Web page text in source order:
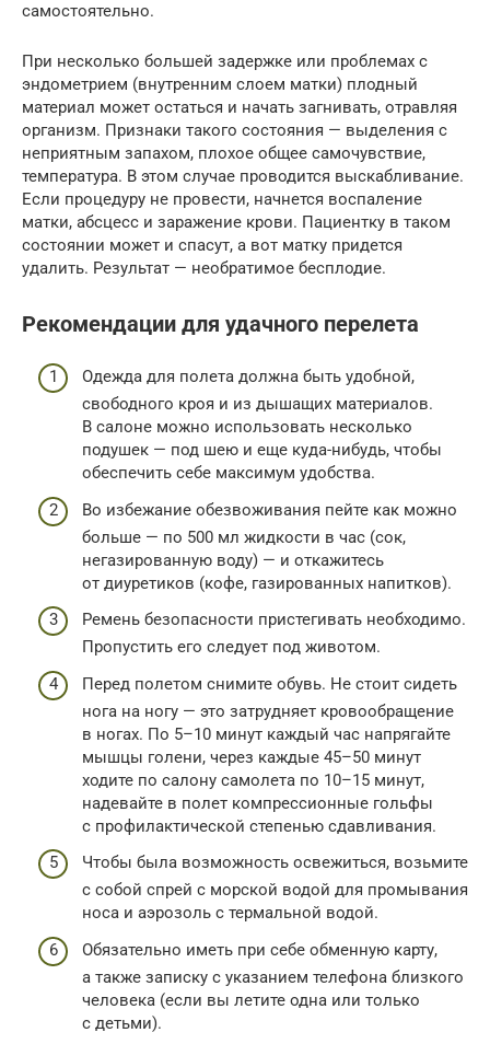
самостоятельно.
При несколько большей задержке или проблемах с
эндометрием (внутренним слоем матки) плодный
материал может остаться и начать загнивать, отравляя
организм. Признаки такого состояния — выделения с
неприятным запахом, плохое общее самочувствие,
температура. В этом случае проводится выскабливание.
Если процедуру не провести, начнется воспаление
матки, абсцесс и заражение крови. Пациентку в таком
состоянии может и спасут, а вот матку придется
удалить. Результат — необратимое бесплодие.
Рекомендации для удачного перелета
Одежда для полета должна быть удобной,
свободного кроя и из дышащих материалов.
В салоне можно использовать несколько
подушек — под шею и еще куда-нибудь, чтобы
обеспечить себе максимум удобства.
Во избежание обезвоживания пейте как можно
больше — по 500 мл жидкости в час (сок,
негазированную воду) — и откажитесь
от диуретиков (кофе, газированных напитков).
Ремень безопасности пристегивать необходимо.
Пропустить его следует под животом.
Перед полетом снимите обувь. Не стоит сидеть
нога на ногу — это затрудняет кровообращение
в ногах. По 5–10 минут каждый час напрягайте
мышцы голени, через каждые 45–50 минут
ходите по салону самолета по 10–15 минут,
надевайте в полет компрессионные гольфы
с профилактической степенью сдавливания.
Чтобы была возможность освежиться, возьмите
с собой спрей с морской водой для промывания
носа и аэрозоль с термальной водой.
Обязательно иметь при себе обменную карту,
а также записку с указанием телефона близкого
человека (если вы летите одна или только
с детьми).